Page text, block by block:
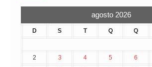
agosto 2026
D S T Q Q
2
3 4 5 6